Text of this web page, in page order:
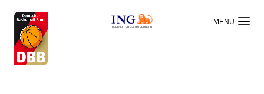
OFFIZIELLER HAUPTSPONSOR